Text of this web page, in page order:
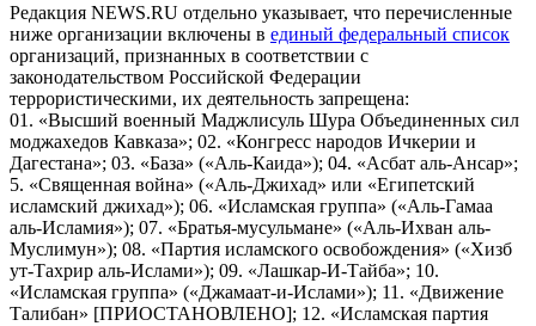
Редакция NEWS.RU отдельно указывает, что перечисленные
ниже организации включены в единый федеральный список
организаций, признанных в соответствии с
законодательством Российской Федерации
террористическими, их деятельность запрещена:
01. «Высший военный Маджлисуль Шура Объединенных сил
моджахедов Кавказа»; 02. «Конгресс народов Ичкерии и
Дагестана»; 03. «База» («Аль-Каида»); 04. «Асбат аль-Ансар»;
5. «Священная война» («Аль-Джихад» или «Египетский
исламский джихад»); 06. «Исламская группа» («Аль-Гамаа
аль-Исламия»); 07. «Братья-мусульмане» («Аль-Ихван аль-
Муслимун»); 08. «Партия исламского освобождения» («Хизб
ут-Тахрир аль-Ислами»); 09. «Лашкар-И-Тайба»; 10.
«Исламская группа» («Джамаат-и-Ислами»); 11. «Движение
Талибан» [ПРИОСТАНОВЛЕНО]; 12. «Исламская партия